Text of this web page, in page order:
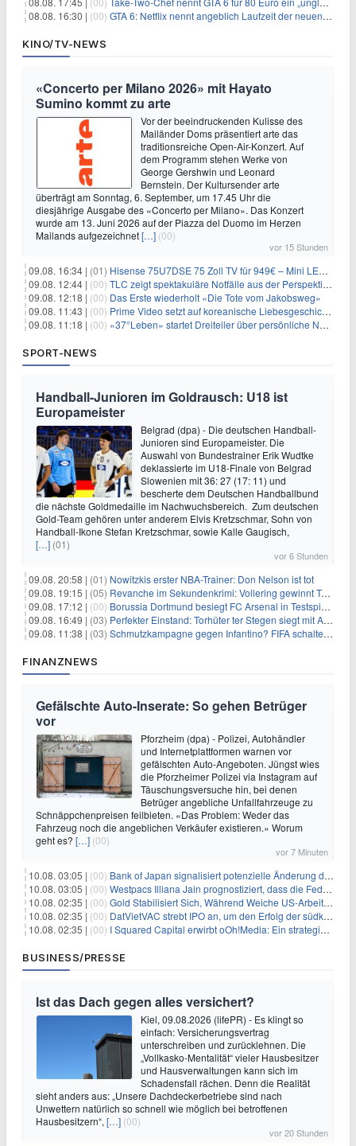
08.08. 16:30 | (00) GTA 6: Netflix nennt angeblich Laufzeit der neuen Gameplay-Präsentation
KINO/TV-NEWS
«Concerto per Milano 2026» mit Hayato
Sumino kommt zu arte
Vor der beeindruckenden Kulisse des
Mailänder Doms präsentiert arte das
traditionsreiche Open-Air-Konzert. Auf
dem Programm stehen Werke von
George Gershwin und Leonard
Bernstein. Der Kultursender arte
überträgt am Sonntag, 6. September, um 17.45 Uhr die
diesjährige Ausgabe des «Concerto per Milano». Das Konzert
wurde am 13. Juni 2026 auf der Piazza del Duomo im Herzen
Mailands aufgezeichnet[…] (00)
vor 15 Stunden
09.08. 16:34 | (01) Hisense 75U7DSE 75 Zoll TV für 949€ – Mini LED, 144Hz, 2026
09.08. 12:44 | (00) TLC zeigt spektakuläre Notfälle aus der Perspektive der Patienten
09.08. 12:18 | (00) Das Erste wiederholt «Die Tote vom Jakobsweg»
09.08. 11:43 | (00) Prime Video setzt auf koreanische Liebesgeschichte
09.08. 11:18 | (00) «37°Leben» startet Dreiteiler über persönliche Neuanfänge
SPORT-NEWS
Handball-Junioren im Goldrausch: U18 ist
Europameister
Belgrad (dpa) - Die deutschen Handball-
Junioren sind Europameister. Die
Auswahl von Bundestrainer Erik Wudtke
deklassierte im U18-Finale von Belgrad
Slowenien mit 36: 27 (17: 11) und
bescherte dem Deutschen Handballbund
die nächste Goldmedaille im Nachwuchsbereich. Zum deutschen
Gold-Team gehören unter anderem Elvis Kretzschmar, Sohn von
Handball-Ikone Stefan Kretzschmar, sowie Kalle Gaugisch,
[…] (01)
vor 6 Stunden
09.08. 20:58 | (01) Nowitzkis erster NBA-Trainer: Don Nelson ist tot
09.08. 19:15 | (05) Revanche im Sekundenkrimi: Vollering gewinnt Tour
09.08. 17:12 | (00) Borussia Dortmund besiegt FC Arsenal in Testspiel mit 3:2
09.08. 16:49 | (03) Perfekter Einstand: Torhüter ter Stegen siegt mit Ajax
09.08. 11:38 | (03) Schmutzkampagne gegen Infantino? FIFA schaltet auf Angriff
FINANZNEWS
Gefälschte Auto-Inserate: So gehen Betrüger
vor
Pforzheim (dpa) - Polizei, Autohändler
und Internetplattformen warnen vor
gefälschten Auto-Angeboten. Jüngst wies
die Pforzheimer Polizei via Instagram auf
Täuschungsversuche hin, bei denen
Betrüger angebliche Unfallfahrzeuge zu
Schnäppchenpreisen feilbieten. «Das Problem: Weder das
Fahrzeug noch die angeblichen Verkäufer existieren.» Worum
geht es? […] (00)
vor 7 Minuten
10.08. 03:05 | (00) Bank of Japan signalisiert potenzielle Änderung der Zinspolitik angesichts von Inflationsbedenken
10.08. 03:05 | (00) Westpacs Illiana Jain prognostiziert, dass die Fed die Zinssätze nach dem Arbeitsmarktbericht stabil halten wird
10.08. 02:35 | (00) Gold Stabilisiert Sich, Während Weiche US-Arbeitsmarktdaten Zinsängste Lindern
10.08. 02:35 | (00) DatVietVAC strebt IPO an, um den Erfolg der südkoreanischen Unterhaltungsindustrie nachzuahmen
10.08. 02:35 | (00) I Squared Capital erwirbt oOh!Media: Ein strategischer Schritt in der Außenwerbung
BUSINESS/PRESSE
Ist das Dach gegen alles versichert?
Kiel, 09.08.2026 (lifePR) - Es klingt so
einfach: Versicherungsvertrag
unterschreiben und zurücklehnen. Die
„Vollkasko-Mentalität“ vieler Hausbesitzer
und Hausverwaltungen kann sich im
Schadensfall rächen. Denn die Realität
sieht anders aus: „Unsere Dachdeckerbetriebe sind nach
Unwettern natürlich so schnell wie möglich bei betroffenen
Hausbesitzern“, […] (00)
vor 20 Stunden